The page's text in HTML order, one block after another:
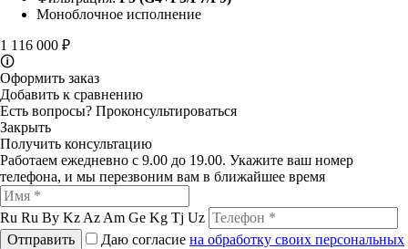
Моноблочное исполнение
1 116 000 ₽
🛈
Оформить заказ
Добавить к сравнению
Есть вопросы? Проконсультироваться
Закрыть
Получить консультацию
Работаем ежедневно с 9.00 до 19.00. Укажите ваш номер
телефона, и мы перезвоним вам в ближайшее время
Ru Ru By Kz Az Am Ge Kg Tj Uz
Отправить
Даю согласие на обработку своих персональных